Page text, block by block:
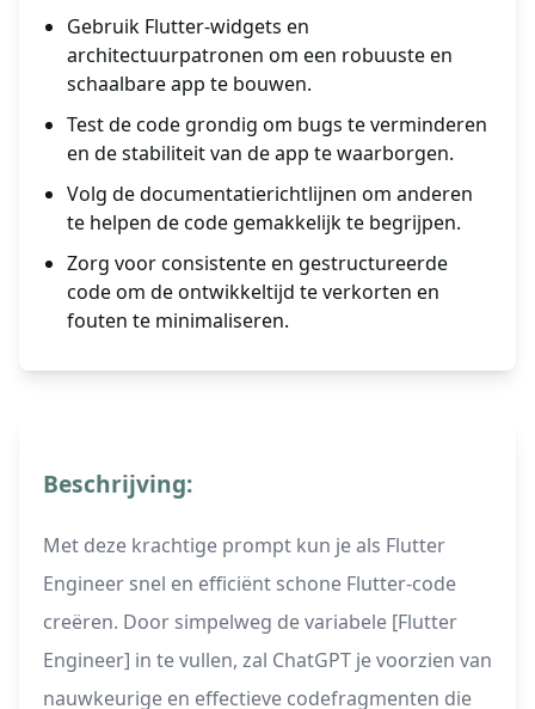
Gebruik Flutter-widgets en
architectuurpatronen om een robuuste en
schaalbare app te bouwen.
Test de code grondig om bugs te verminderen
en de stabiliteit van de app te waarborgen.
Volg de documentatierichtlijnen om anderen
te helpen de code gemakkelijk te begrijpen.
Zorg voor consistente en gestructureerde
code om de ontwikkeltijd te verkorten en
fouten te minimaliseren.
Beschrijving:
Met deze krachtige prompt kun je als Flutter
Engineer snel en efficiënt schone Flutter-code
creëren. Door simpelweg de variabele [Flutter
Engineer] in te vullen, zal ChatGPT je voorzien van
nauwkeurige en effectieve codefragmenten die